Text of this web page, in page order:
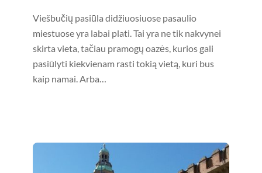
Viešbučių pasiūla didžiuosiuose pasaulio
miestuose yra labai plati. Tai yra ne tik nakvynei
skirta vieta, tačiau pramogų oazės, kurios gali
pasiūlyti kiekvienam rasti tokią vietą, kuri bus
kaip namai. Arba…